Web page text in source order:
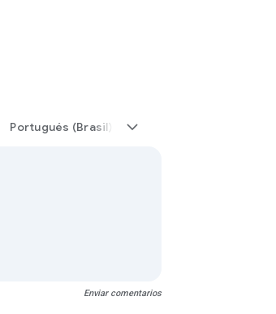
Portugués (Brasil)
Enviar comentarios